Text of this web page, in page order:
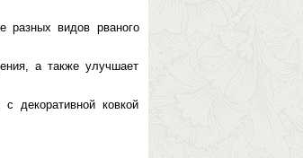
разных видов рваного
а также улучшает
декоративной ковкой